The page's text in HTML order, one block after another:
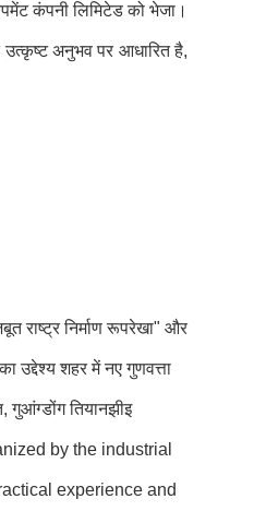
कंपनी लिमिटेड को भेजा।
उत्कृष्ट अनुभव पर आधारित है,
राष्ट्र निर्माण रूपरेखा" और
शहर में नए गुणवत्ता
गुआंग्डोंग तियानझीइ
by the industrial
experience and